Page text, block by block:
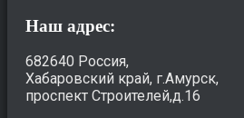
Наш адрес:
682640 Россия,
Хабаровский край, г.Амурск,
проспект Строителей,д.16